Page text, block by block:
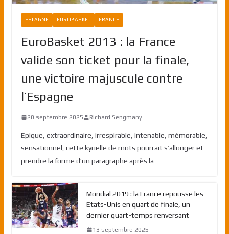
ESPAGNE EUROBASKET FRANCE
EuroBasket 2013 : la France
valide son ticket pour la finale,
une victoire majuscule contre
l’Espagne
20 septembre 2025 Richard Sengmany
Epique, extraordinaire, irrespirable, intenable, mémorable,
sensationnel, cette kyrielle de mots pourrait s’allonger et
prendre la forme d’un paragraphe après la
Mondial 2019 : la France repousse les
Etats-Unis en quart de finale, un
dernier quart-temps renversant
13 septembre 2025